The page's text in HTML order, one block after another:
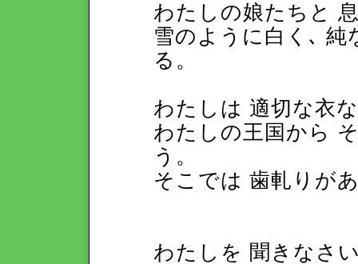
わたしの娘たちと
雪のように白く､ 純
る。
わたしは 適切な衣
わたしの王国から
う。
そこでは 歯軋りが
わたしを 聞きなさ